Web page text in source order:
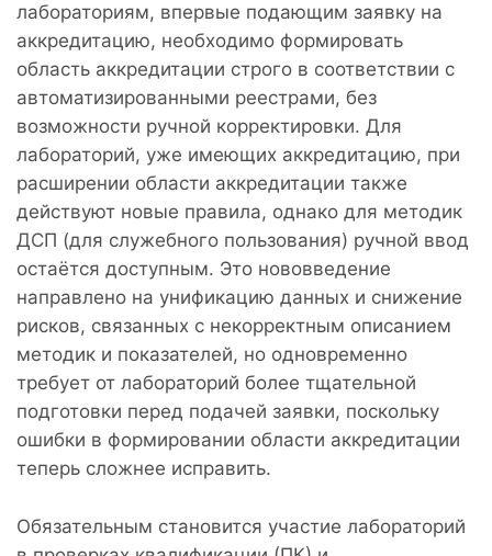
лабораториям, впервые подающим заявку на
аккредитацию, необходимо формировать
область аккредитации строго в соответствии с
автоматизированными реестрами, без
возможности ручной корректировки. Для
лабораторий, уже имеющих аккредитацию, при
расширении области аккредитации также
действуют новые правила, однако для методик
ДСП (для служебного пользования) ручной ввод
остаётся доступным. Это нововведение
направлено на унификацию данных и снижение
рисков, связанных с некорректным описанием
методик и показателей, но одновременно
требует от лабораторий более тщательной
подготовки перед подачей заявки, поскольку
ошибки в формировании области аккредитации
теперь сложнее исправить.
Обязательным становится участие лабораторий